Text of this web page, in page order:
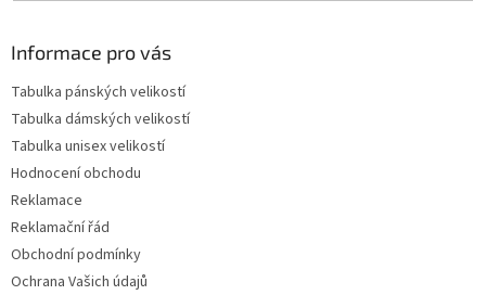
Informace pro vás
Tabulka pánských velikostí
Tabulka dámských velikostí
Tabulka unisex velikostí
Hodnocení obchodu
Reklamace
Reklamační řád
Obchodní podmínky
Ochrana Vašich údajů